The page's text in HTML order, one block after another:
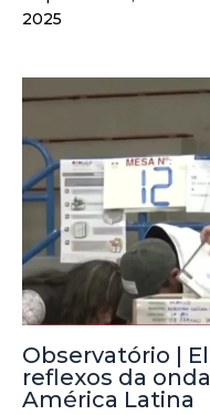
2025
Observatório |
reflexos da
América Latina